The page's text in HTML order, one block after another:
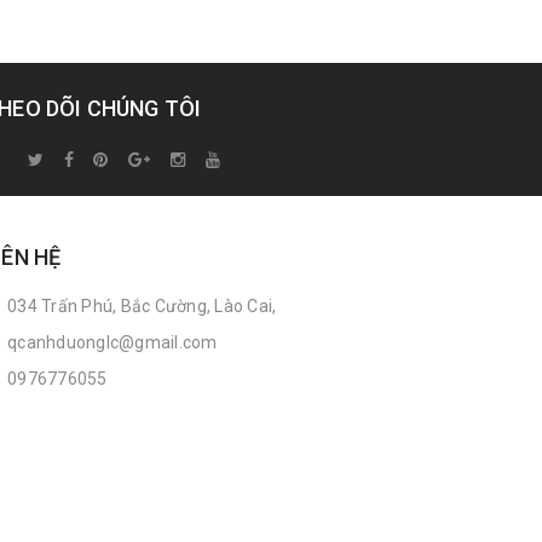
DÕI CHÚNG TÔI
HỆ
034 Trấn Phú, Bắc Cường, Lào Cai,
qcanhduonglc@gmail.com
0976776055